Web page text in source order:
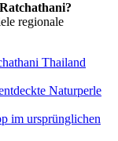
regionale
Thailand
Naturperle
im ursprünglichen